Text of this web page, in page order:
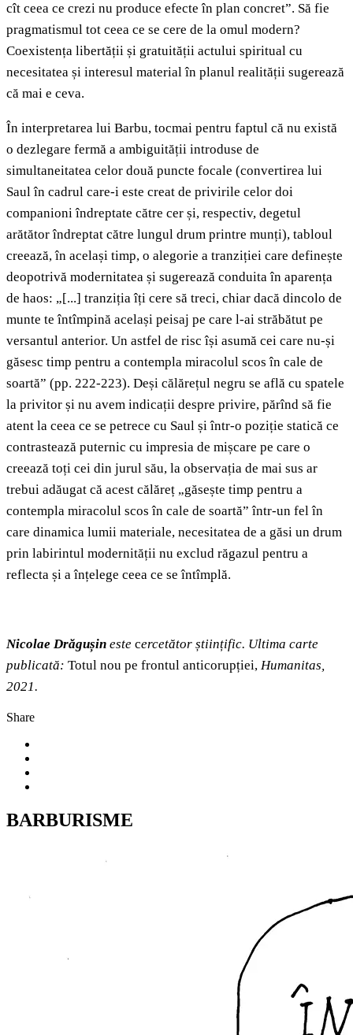
cît ceea ce crezi nu produce efecte în plan concret”. Să fie
pragmatismul tot ceea ce se cere de la omul modern?
Coexistența libertății și gratuității actului spiritual cu
necesitatea și interesul material în planul realității sugerează
că mai e ceva.
În interpretarea lui Barbu, tocmai pentru faptul că nu există
o dezlegare fermă a ambiguității introduse de
simultaneitatea celor două puncte focale (convertirea lui
Saul în cadrul care-i este creat de privirile celor doi
companioni îndreptate către cer și, respectiv, degetul
arătător îndreptat către lungul drum printre munți), tabloul
creează, în același timp, o alegorie a tranziției care definește
deopotrivă modernitatea și sugerează conduita în aparența
de haos: „[...] tranziția îți cere să treci, chiar dacă dincolo de
munte te întîmpină același peisaj pe care l-ai străbătut pe
versantul anterior. Un astfel de risc își asumă cei care nu-și
găsesc timp pentru a contempla miracolul scos în cale de
soartă” (pp. 222-223). Deși călărețul negru se află cu spatele
la privitor și nu avem indicații despre privire, părînd să fie
atent la ceea ce se petrece cu Saul și într-o poziție statică ce
contrastează puternic cu impresia de mișcare pe care o
creează toți cei din jurul său, la observația de mai sus ar
trebui adăugat că acest călăreț „găsește timp pentru a
contempla miracolul scos în cale de soartă” într-un fel în
care dinamica lumii materiale, necesitatea de a găsi un drum
prin labirintul modernității nu exclud răgazul pentru a
reflecta și a înțelege ceea ce se întîmplă.
Nicolae Drăgușin este cercetător științific. Ultima carte
publicată: Totul nou pe frontul anticorupției, Humanitas,
2021.
Share
BARBURISME